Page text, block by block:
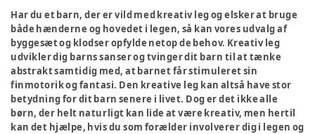
Har du et barn, der er vild med kreativ leg og elsker at bruge
både hænderne og hovedet i legen, så kan vores udvalg af
byggesæt og klodser opfylde netop de behov. Kreativ leg
udvikler dig barns sanser og tvinger dit barn til at tænke
abstrakt samtidig med, at barnet får stimuleret sin
finmotorik og fantasi. Den kreative leg kan altså have stor
betydning for dit barn senere i livet. Dog er det ikke alle
børn, der helt naturligt kan lide at være kreativ, men hertil
kan det hjælpe, hvis du som forælder involverer dig i legen og